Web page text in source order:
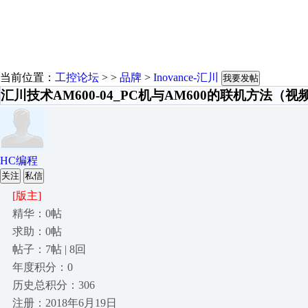
当前位置： 工控论坛 > > 品牌 > Inovance-汇川 我要发帖
汇川技术AM600-04_PC机与AM600的联机方法（视频
HC编程
关注 私信
[版主]
精华：0帖
求助：0帖
帖子：7帖 | 8回
年度积分：0
历史总积分：306
注册：2018年6月19日